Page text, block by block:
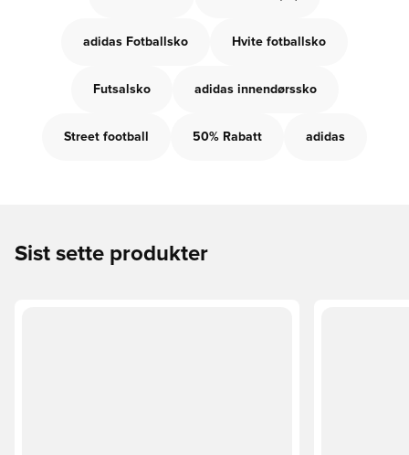
adidas Fotballsko Hvite fotballsko
Futsalsko adidas innendørssko
Street football 50% Rabatt adidas
Sist sette produkter